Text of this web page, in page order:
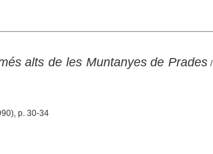
alts de les Muntanyes de Prades/
p. 30-34